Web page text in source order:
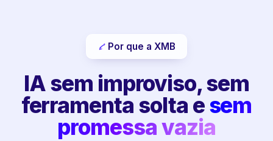
Por que a XMB
IA sem improviso, sem
ferramenta solta esem
promessa vazia